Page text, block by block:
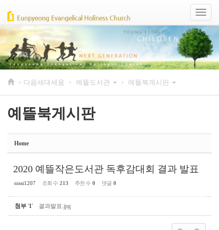
Toggle
› 다음세대세움 › 예뜰도서관 › 예뜰북게시판
예뜰북게시판
Home
2020 예뜰작은도서관 독후감대회 결과 발표
nissi1207 조회 수 213 추천 수 0 댓글 0
첨부 '1' 결과발표.jpg